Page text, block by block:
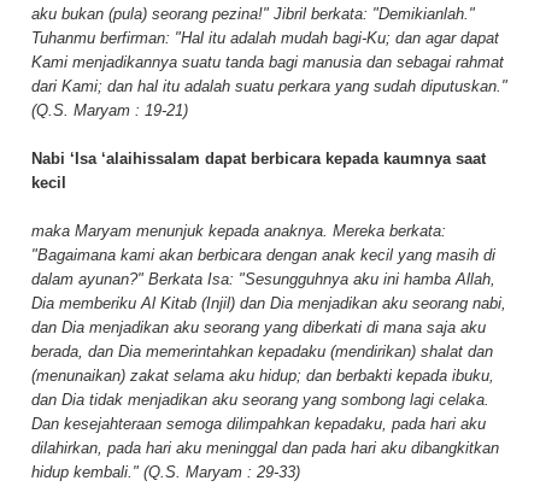
aku bukan (pula) seorang pezina!" Jibril berkata: "Demikianlah."
Tuhanmu berfirman: "Hal itu adalah mudah bagi-Ku; dan agar dapat
Kami menjadikannya suatu tanda bagi manusia dan sebagai rahmat
dari Kami; dan hal itu adalah suatu perkara yang sudah diputuskan."
(Q.S. Maryam : 19-21)
Nabi ‘Isa ‘alaihissalam dapat berbicara kepada kaumnya saat
kecil
maka Maryam menunjuk kepada anaknya. Mereka berkata:
"Bagaimana kami akan berbicara dengan anak kecil yang masih di
dalam ayunan?" Berkata Isa: "Sesungguhnya aku ini hamba Allah,
Dia memberiku Al Kitab (Injil) dan Dia menjadikan aku seorang nabi,
dan Dia menjadikan aku seorang yang diberkati di mana saja aku
berada, dan Dia memerintahkan kepadaku (mendirikan) shalat dan
(menunaikan) zakat selama aku hidup; dan berbakti kepada ibuku,
dan Dia tidak menjadikan aku seorang yang sombong lagi celaka.
Dan kesejahteraan semoga dilimpahkan kepadaku, pada hari aku
dilahirkan, pada hari aku meninggal dan pada hari aku dibangkitkan
hidup kembali." (Q.S. Maryam : 29-33)